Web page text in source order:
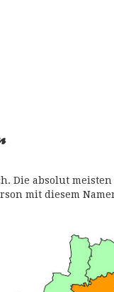
Die absolut
mit diesem